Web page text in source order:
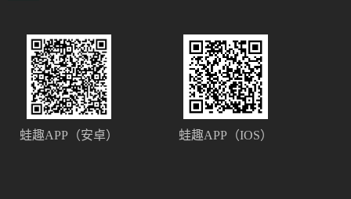
蛙趣APP（安卓） 蛙趣APP（IOS）